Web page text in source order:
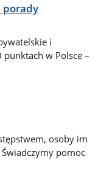
porady
i
w Polsce –
osoby im
pomoc